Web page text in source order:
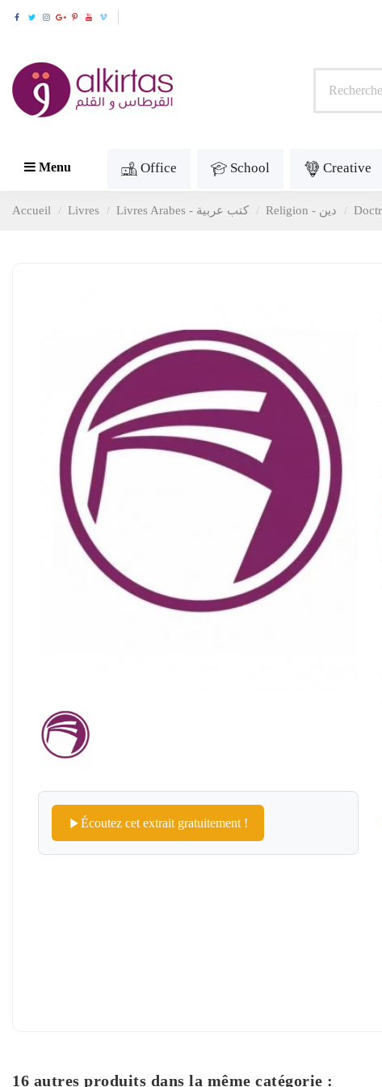
Menu Office School Creative
Accueil Livres Livres Arabes - كتب عربية Religion - دين
Écoutez cet extrait gratuitement !
16 autres produits dans la même catégorie :